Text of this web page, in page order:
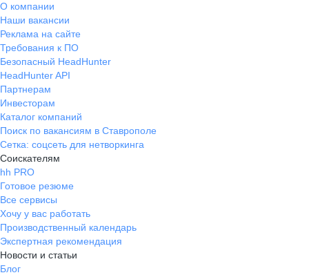
О компании
Наши вакансии
Реклама на сайте
Требования к ПО
Безопасный HeadHunter
HeadHunter API
Партнерам
Инвесторам
Каталог компаний
Поиск по вакансиям в Ставрополе
Сетка: соцсеть для нетворкинга
Соискателям
hh PRO
Готовое резюме
Все сервисы
Хочу у вас работать
Производственный календарь
Экспертная рекомендация
Новости и статьи
Блог